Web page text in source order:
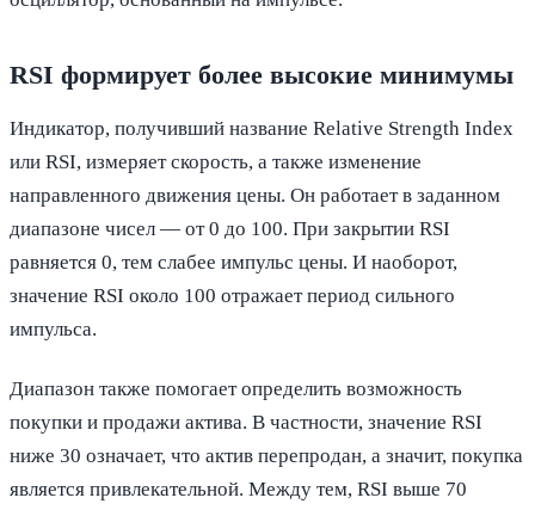
RSI формирует более высокие минимумы
Индикатор, получивший название Relative Strength Index
или RSI, измеряет скорость, а также изменение
направленного движения цены. Он работает в заданном
диапазоне чисел — от 0 до 100. При закрытии RSI
равняется 0, тем слабее импульс цены. И наоборот,
значение RSI около 100 отражает период сильного
импульса.
Диапазон также помогает определить возможность
покупки и продажи актива. В частности, значение RSI
ниже 30 означает, что актив перепродан, а значит, покупка
является привлекательной. Между тем, RSI выше 70